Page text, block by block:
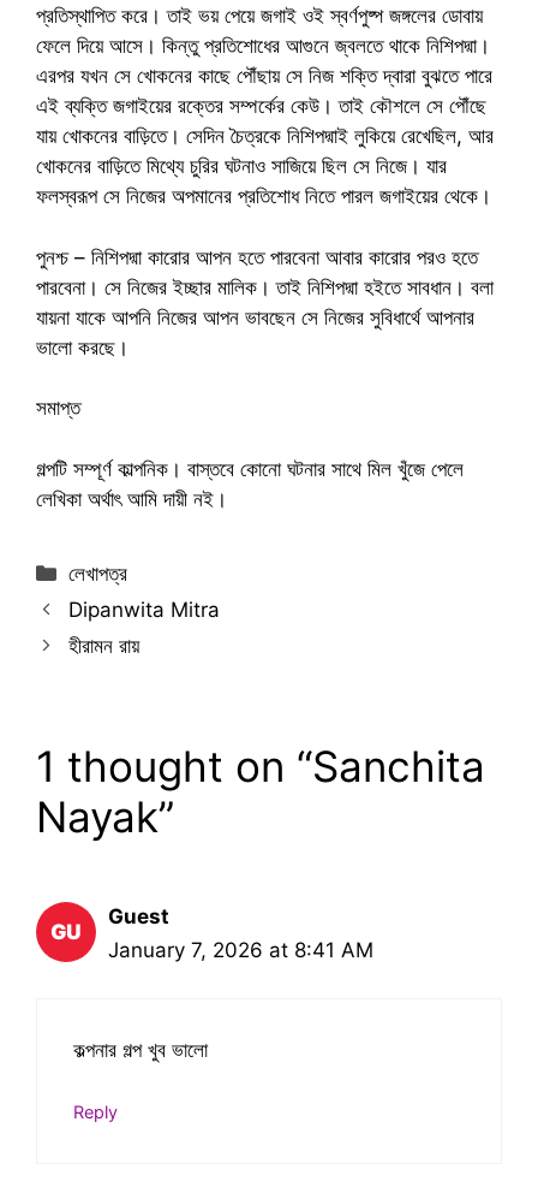
প্রতিস্থাপিত করে। তাই ভয় পেয়ে জগাই ওই স্বর্ণপুষ্প জঙ্গলের ডোবায়
ফেলে দিয়ে আসে। কিন্তু প্রতিশোধের আগুনে জ্বলতে থাকে নিশিপদ্মা।
এরপর যখন সে খোকনের কাছে পৌঁছায় সে নিজ শক্তি দ্বারা বুঝতে পারে
এই ব্যক্তি জগাইয়ের রক্তের সম্পর্কের কেউ। তাই কৌশলে সে পৌঁছে
যায় খোকনের বাড়িতে। সেদিন চৈত্রকে নিশিপদ্মাই লুকিয়ে রেখেছিল, আর
খোকনের বাড়িতে মিথ্যে চুরির ঘটনাও সাজিয়ে ছিল সে নিজে। যার
ফলস্বরূপ সে নিজের অপমানের প্রতিশোধ নিতে পারল জগাইয়ের থেকে।
পুনশ্চ – নিশিপদ্মা কারোর আপন হতে পারবেনা আবার কারোর পরও হতে
পারবেনা। সে নিজের ইচ্ছার মালিক। তাই নিশিপদ্মা হইতে সাবধান। বলা
যায়না যাকে আপনি নিজের আপন ভাবছেন সে নিজের সুবিধার্থে আপনার
ভালো করছে।
সমাপ্ত
গল্পটি সম্পূর্ণ কাল্পনিক। বাস্তবে কোনো ঘটনার সাথে মিল খুঁজে পেলে
লেখিকা অর্থাৎ আমি দায়ী নই।
Categories
লেখাপত্র
Dipanwita Mitra
হীরামন রায়
1 thought on “Sanchita
Nayak”
Guest
January 7, 2026 at 8:41 AM
কল্পনার গল্প খুব ভালো
Reply